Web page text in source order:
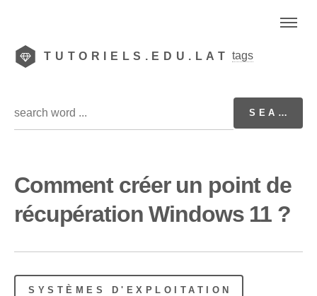
TUTORIELS.EDU.LAT tags
Comment créer un point de
récupération Windows 11 ?
SYSTÈMES D'EXPLOITATION